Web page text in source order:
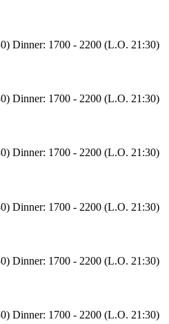
Dinner: 1700 - 2200 (L.O. 21:30)
Dinner: 1700 - 2200 (L.O. 21:30)
Dinner: 1700 - 2200 (L.O. 21:30)
Dinner: 1700 - 2200 (L.O. 21:30)
Dinner: 1700 - 2200 (L.O. 21:30)
Dinner: 1700 - 2200 (L.O. 21:30)